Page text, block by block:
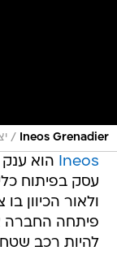
Ineos Grenadier
/
Ineos הוא
עסק בפיתוח
ולאור הכיוון
להיות רכב שטח